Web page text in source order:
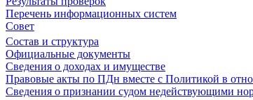
Перечень информационных систем
Совет
Состав и структура
Официальные документы
Сведения о доходах и имуществе
Правовые акты по ПДн вместе с Политикой в
Сведения о признании судом недействующими